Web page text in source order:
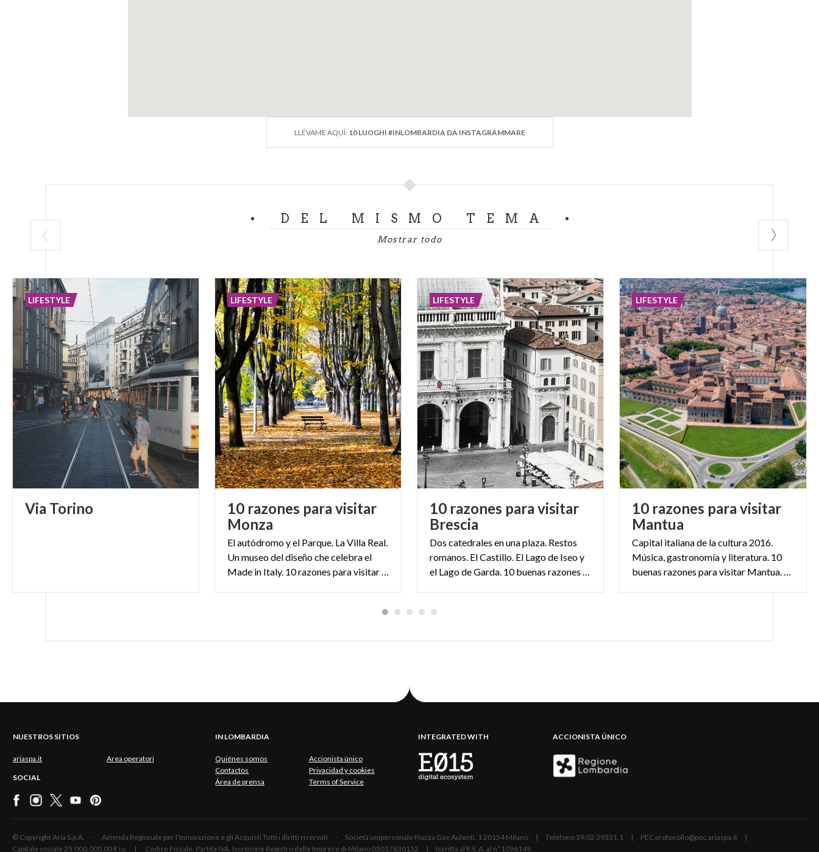
LLÉVAME AQUÍ: 10 LUOGHI #INLOMBARDIA DA INSTAGRAMMARE
DEL MISMO TEMA
Mostrar todo
Via Torino
LIFESTYLE
10 razones para visitar
Monza
El autódromo y el Parque. La Villa Real.
Un museo del diseño che celebra el
Made in Italy. 10 razones para visitar Monza
LIFESTYLE
10 razones para visitar
Brescia
Dos catedrales en una plaza. Restos
romanos. El Castillo. El Lago de Iseo y
el Lago de Garda. 10 buenas razones para visitar Brescia
LIFESTYLE
10 razones para visitar
Mantua
Capital italiana de la cultura 2016.
Música, gastronomía y literatura. 10
buenas razones para visitar Mantua. A pie, en bici, en barco
LIFESTYLE
NUESTROS SITIOS
ariaspa.it Area operatori
SOCIAL
IN LOMBARDIA
Quiénes somos
Accionista único
Contactos
Privacidad y cookies
Área de prensa
Terms of Service
INTEGRATED WITH ACCIONISTA ÚNICO
© Copyright Aria S.p.A. - Azienda Regionale per l'Innovazione e gli Acquisti Tutti i diritti riservati - Società unipersonale Piazza Gae Aulenti, 1 20154 Milano | Telefono 39.02 39331.1 | PEC protocollo@pec.ariaspa.it |
Capitale sociale 25.000.000,00 € i.v. | Codice Fiscale, Partita IVA, Iscrizione Registro delle Imprese di Milano 05017630152 | Iscritta al R.E.A. al n°1096149.